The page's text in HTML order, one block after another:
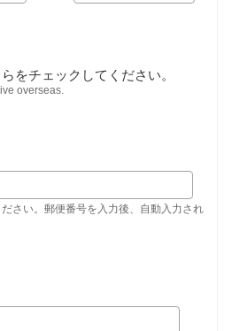
をチェックしてください。
overseas.
さい。郵便番号を入力後、自動入力され